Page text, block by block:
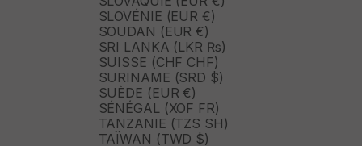
SLOVÉNIE (EUR €)
SOUDAN (EUR €)
SRI LANKA (LKR ₨)
SUISSE (CHF CHF)
SURINAME (SRD $)
SUÈDE (EUR €)
SÉNÉGAL (XOF FR)
TANZANIE (TZS SH)
TAÏWAN (TWD $)